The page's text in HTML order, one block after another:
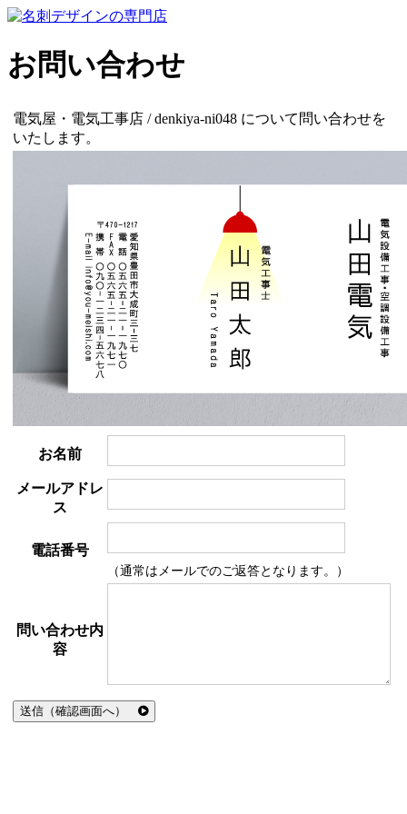
お問い合わせ
電気屋・電気工事店 / denkiya-ni048 について問い合わせを
いたします。
お名前
メールアドレ
ス
電話番号
（通常はメールでのご返答となります。）
問い合わせ内
容
送信（確認画面へ）